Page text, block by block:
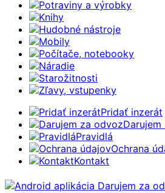
Potraviny a výrobky
Knihy
Hudobné nástroje
Mobily
Počítače, notebooky
Náradie
Starožitnosti
Zľavy, vstupenky
Pridať inzerát
Pravidlá
Ochrana
Kontakt